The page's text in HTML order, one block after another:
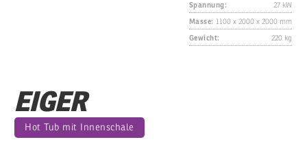
Spannung:
27 kW
Masse: 1100 x 2000 x 2000 mm
Gewicht:
220 kg
EIGER
Hot Tub mit Innenschale